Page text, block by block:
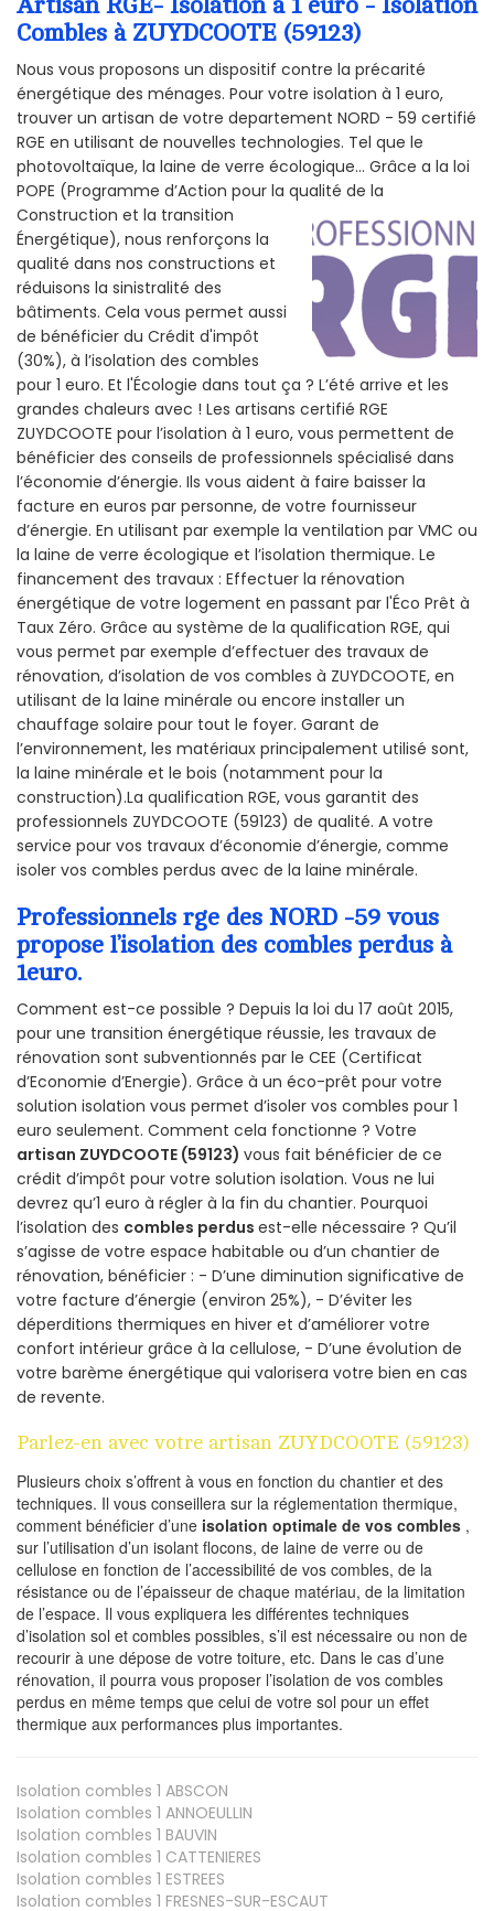
Artisan RGE- Isolation à 1 euro - Isolation
Combles à ZUYDCOOTE (59123)
Nous vous proposons un dispositif contre la précarité
énergétique des ménages. Pour votre isolation à 1 euro,
trouver un artisan de votre departement NORD - 59 certifié
RGE en utilisant de nouvelles technologies. Tel que le
photovoltaïque, la laine de verre écologique... Grâce a la loi
POPE (Programme d’Action pour la qualité de la
Construction et la transition
Énergétique), nous renforçons la
qualité dans nos constructions et
réduisons la sinistralité des
bâtiments. Cela vous permet aussi
de bénéficier du Crédit d'impôt
(30%), à l’isolation des combles
pour 1 euro. Et l'Écologie dans tout ça ? L’été arrive et les
grandes chaleurs avec ! Les artisans certifié RGE
ZUYDCOOTE pour l’isolation à 1 euro, vous permettent de
bénéficier des conseils de professionnels spécialisé dans
l’économie d’énergie. Ils vous aident à faire baisser la
facture en euros par personne, de votre fournisseur
d’énergie. En utilisant par exemple la ventilation par VMC ou
la laine de verre écologique et l’isolation thermique. Le
financement des travaux : Effectuer la rénovation
énergétique de votre logement en passant par l'Éco Prêt à
Taux Zéro. Grâce au système de la qualification RGE, qui
vous permet par exemple d’effectuer des travaux de
rénovation, d’isolation de vos combles à ZUYDCOOTE, en
utilisant de la laine minérale ou encore installer un
chauffage solaire pour tout le foyer. Garant de
l’environnement, les matériaux principalement utilisé sont,
la laine minérale et le bois (notamment pour la
construction).La qualification RGE, vous garantit des
professionnels ZUYDCOOTE (59123) de qualité. A votre
service pour vos travaux d’économie d’énergie, comme
isoler vos combles perdus avec de la laine minérale.
Professionnels rge des NORD -59 vous
propose l’isolation des combles perdus à
1euro.
Comment est-ce possible ? Depuis la loi du 17 août 2015,
pour une transition énergétique réussie, les travaux de
rénovation sont subventionnés par le CEE (Certificat
d’Economie d’Energie). Grâce à un éco-prêt pour votre
solution isolation vous permet d’isoler vos combles pour 1
euro seulement. Comment cela fonctionne ? Votre
artisan ZUYDCOOTE (59123) vous fait bénéficier de ce
crédit d’impôt pour votre solution isolation. Vous ne lui
devrez qu’1 euro à régler à la fin du chantier. Pourquoi
l’isolation des combles perdus est-elle nécessaire ? Qu’il
s’agisse de votre espace habitable ou d’un chantier de
rénovation, bénéficier : - D’une diminution significative de
votre facture d’énergie (environ 25%), - D’éviter les
déperditions thermiques en hiver et d’améliorer votre
confort intérieur grâce à la cellulose, - D’une évolution de
votre barème énergétique qui valorisera votre bien en cas
de revente.
Parlez-en avec votre artisan ZUYDCOOTE (59123)
Plusieurs choix s’offrent à vous en fonction du chantier et des
techniques. Il vous conseillera sur la réglementation thermique,
comment bénéficier d’une isolation optimale de vos combles ,
sur l’utilisation d’un isolant flocons, de laine de verre ou de
cellulose en fonction de l’accessibilité de vos combles, de la
résistance ou de l’épaisseur de chaque matériau, de la limitation
de l’espace. Il vous expliquera les différentes techniques
d’isolation sol et combles possibles, s’il est nécessaire ou non de
recourir à une dépose de votre toiture, etc. Dans le cas d’une
rénovation, il pourra vous proposer l’isolation de vos combles
perdus en même temps que celui de votre sol pour un effet
thermique aux performances plus importantes.
Isolation combles 1 ABSCON
Isolation combles 1 ANNOEULLIN
Isolation combles 1 BAUVIN
Isolation combles 1 CATTENIERES
Isolation combles 1 ESTREES
Isolation combles 1 FRESNES-SUR-ESCAUT